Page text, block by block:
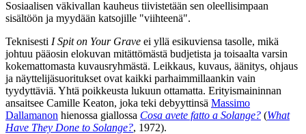
Sosiaalisen väkivallan kauheus tiivistetään sen oleellisimpaan
sisältöön ja myydään katsojille "viihteenä".
Teknisesti I Spit on Your Grave ei yllä esikuviensa tasolle, mikä
johtuu pääosin elokuvan mitättömästä budjetista ja toisaalta varsin
kokemattomasta kuvausryhmästä. Leikkaus, kuvaus, äänitys, ohjaus
ja näyttelijäsuoritukset ovat kaikki parhaimmillaankin vain
tyydyttäviä. Yhtä poikkeusta lukuun ottamatta. Erityismaininnan
ansaitsee Camille Keaton, joka teki debyyttinsä Massimo
Dallamanon hienossa giallossa Cosa avete fatto a Solange? (What
Have They Done to Solange?, 1972).